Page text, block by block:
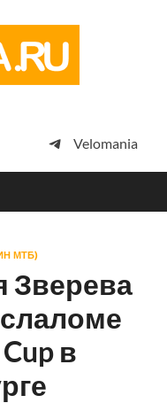
просто
Velomania
МТБ)
Зверева
в